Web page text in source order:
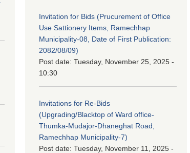
Invitation for Bids (Prucurement of Office
Use Sattionery Items, Ramechhap
Municipality-08, Date of First Publication:
2082/08/09)
Post date: Tuesday, November 25, 2025 -
10:30
Invitations for Re-Bids
(Upgrading/Blacktop of Ward office-
Thumka-Mudajor-Dhaneghat Road,
Ramechhap Municipality-7)
Post date: Tuesday, November 11, 2025 -